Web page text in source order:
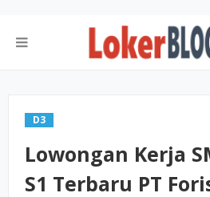
D3
Lowongan Kerja
S1 Terbaru PT